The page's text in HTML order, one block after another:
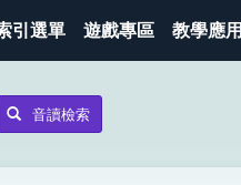
引選單 遊戲專區 教學應用
音讀檢索